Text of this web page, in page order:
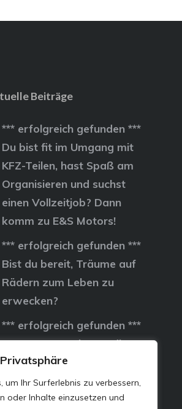
Ihr Surferlebnis zu verbessern,
oder Inhalte einzusetzen und
Beiträge
*** erfolgreich gefunden ***
Du bist fit im Umgang mit
KFZ-Teilen, hast Spaß am
Organisieren und suchst
einen Vollzeitjob? Dann
komm zu E&S Motors!
*** erfolgreich gefunden ***
Bist du bereit, Träume auf
Rädern zum Leben zu
erwecken?
*** erfolgreich gefunden ***
Lass uns gemeinsam die
Straßen erobern…